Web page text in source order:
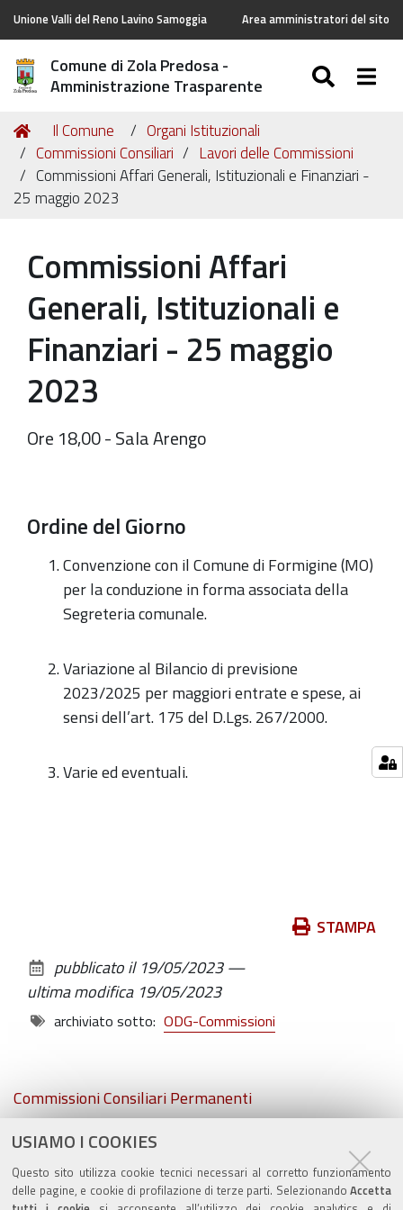
USIAMO I COOKIES
Questo sito utilizza cookie tecnici necessari al corretto funzionamento
delle pagine, e cookie di profilazione di terze parti. Selezionando Accetta
Unione Valli del Reno Lavino Samoggia Area amministratori del sito
Comune di Zola Predosa -
Amministrazione Trasparente
Tu
sei
qui:
Home
Il Comune
Organi Istituzionali
Commissioni Consiliari
Lavori delle Commissioni
Commissioni Affari Generali, Istituzionali e Finanziari -
25 maggio 2023
Commissioni Affari
Generali, Istituzionali e
Finanziari - 25 maggio
2023
Ore 18,00 - Sala Arengo
Ordine del Giorno
Convenzione con il Comune di Formigine (MO)
per la conduzione in forma associata della
Segreteria comunale.
Variazione al Bilancio di previsione
2023/2025 per maggiori entrate e spese, ai
sensi dell’art. 175 del D.Lgs. 267/2000.
Varie ed eventuali.
documento
STAMPA
pubblicato il 19/05/2023—
ultima modifica 19/05/2023
archiviato sotto: ODG-Commissioni
Navigazione
Commissioni Consiliari Permanenti
Commissione Elettorale comunale
Lavori delle Commissioni